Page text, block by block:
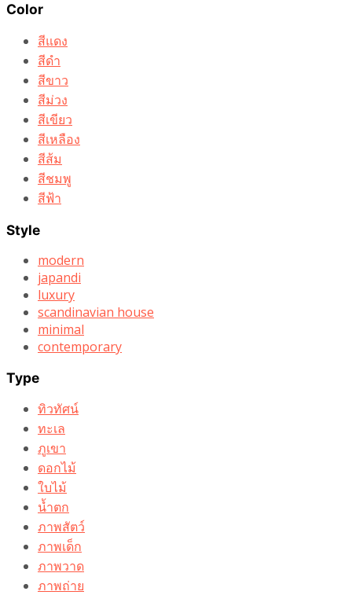
Color
สีแดง
สีดำ
สีขาว
สีม่วง
สีเขียว
สีเหลือง
สีส้ม
สีชมพู
สีฟ้า
Style
modern
japandi
luxury
scandinavian house
minimal
contemporary
Type
ทิวทัศน์
ทะเล
ภูเขา
ดอกไม้
ใบไม้
น้ำตก
ภาพสัตว์
ภาพเด็ก
ภาพวาด
ภาพถ่าย